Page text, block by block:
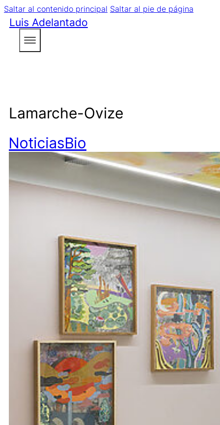
Saltar al contenido principal Saltar al pie de página
Luis Adelantado
Lamarche-Ovize
NoticiasBio